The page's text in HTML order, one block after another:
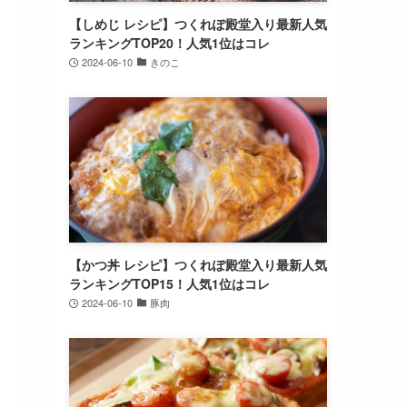
【しめじ レシピ】つくれぽ殿堂入り最新人気
ランキングTOP20！人気1位はコレ
2024-06-10 きのこ
【かつ丼 レシピ】つくれぽ殿堂入り最新人気
ランキングTOP15！人気1位はコレ
2024-06-10 豚肉